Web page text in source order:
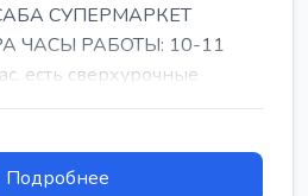
СУПЕРМАРКЕТ
ЧАСЫ РАБОТЫ: 10-11
есть сверхурочные
б...
Подробнее